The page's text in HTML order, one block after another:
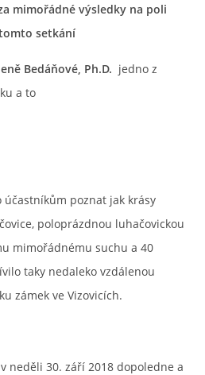
za mimořádné výsledky na poli
setkání
Bedáňové, Ph.D. jedno z
a to
účastníkům poznat jak krásy
poloprázdnou luhačovickou
mimořádnému suchu a 40
taky nedaleko vzdálenou
zámek ve Vizovicích.
neděli 30. září 2018 dopoledne a